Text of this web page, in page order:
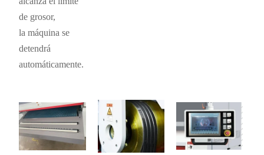
de grosor,
la máquina se
detendrá
automáticamente.